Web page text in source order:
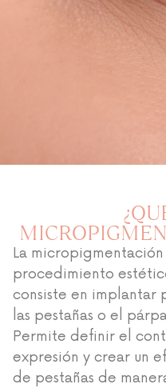
La micropigmentación
procedimiento
consiste en implantar
las pestañas o el
Permite definir el
expresión y crear un
de pestañas de